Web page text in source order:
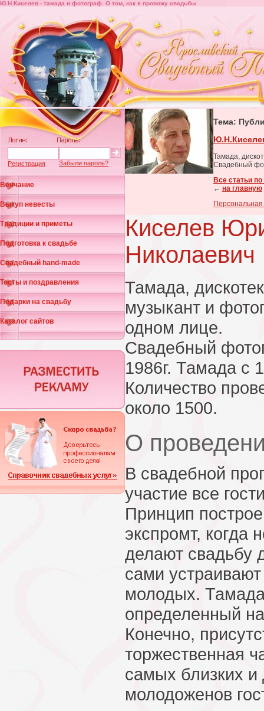
Ю.Н.Киселев - тамада и фотограф. О том, как я провожу свадьбы
Регистрация Забыли пароль?
Венчание
Выкуп невесты
Традиции и приметы
Подготовка к свадьбе
Свадебный hand-made
Тосты и поздравления
Подарки на свадьбу
Каталог сайтов
Тема:
Тамада,
Свадебный
Все статьи
← на главную
Киселев
Николаевич
Тамада,
музыкант и
одном лице.
Свадебный
1986г. Тамада с
Количество
около 1500.
О
В свадебной
участие все
Принцип
экспромт, когда
делают свадьбу
сами
молодых.
определенный
Конечно,
торжественная
самых близких и
молодоженов